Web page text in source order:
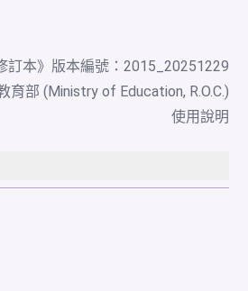
訂本》版本編號：2015_20251229
育部 (Ministry of Education, R.O.C.)
使用說明